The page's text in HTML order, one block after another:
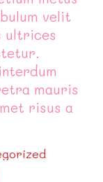
velit
ultrices
mauris
risus a